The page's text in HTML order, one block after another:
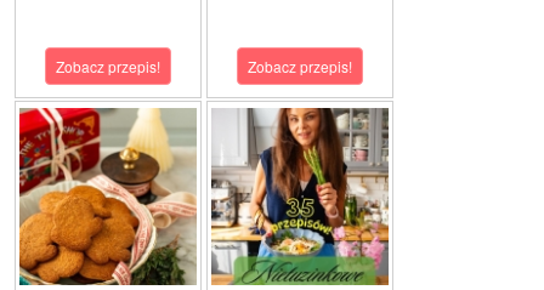
Zobacz przepis! Zobacz przepis!